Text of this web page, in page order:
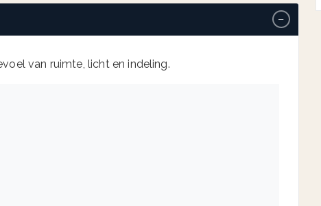
−
van ruimte, licht en indeling.